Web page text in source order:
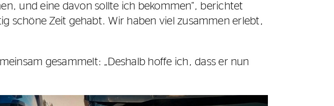
und eine davon sollte ich bekommen“, berichtet
schöne Zeit gehabt. Wir haben viel zusammen erlebt,
gesammelt: „Deshalb hoffe ich, dass er nun